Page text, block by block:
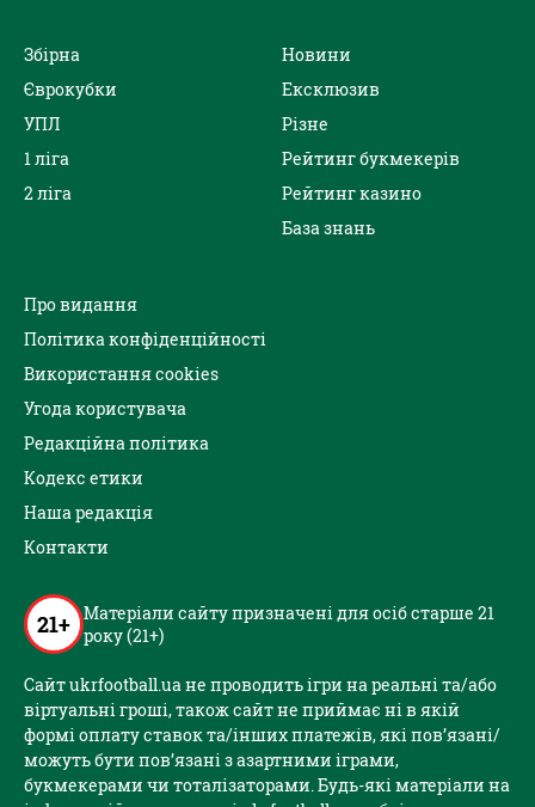
Збірна
Єврокубки
УПЛ
1 ліга
2 ліга
Новини
Ексклюзив
Різне
Рейтинг букмекерів
Рейтинг казино
База знань
Про видання
Політика конфіденційності
Використання cookies
Угода користувача
Редакційна політика
Кодекс етики
Наша редакція
Контакти
21+ Матеріали сайту призначені для осіб старше 21
року (21+)
Сайт ukrfootball.ua не проводить ігри на реальні та/або
віртуальні гроші, також сайт не приймає ні в якій
формі оплату ставок та/інших платежів, які пов’язані/
можуть бути пов’язані з азартними іграми,
букмекерами чи тоталізаторами. Будь-які матеріали на